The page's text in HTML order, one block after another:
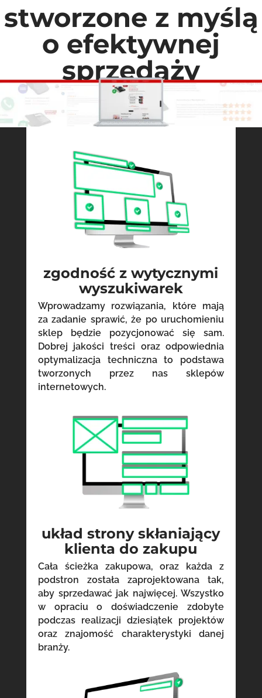
stworzone z myślą
o efektywnej
sprzedaży
zgodność z wytycznymi
wyszukiwarek
Wprowadzamy rozwiązania, które mają
za zadanie sprawić, że po uruchomieniu
sklep będzie pozycjonować się sam.
Dobrej jakości treści oraz odpowiednia
optymalizacja techniczna to podstawa
tworzonych przez nas sklepów
internetowych.
układ strony skłaniający
klienta do zakupu
Cała ścieżka zakupowa, oraz każda z
podstron została zaprojektowana tak,
aby sprzedawać jak najwięcej. Wszystko
w opraciu o doświadczenie zdobyte
podczas realizacji dziesiątek projektów
oraz znajomość charakterystyki danej
branży.